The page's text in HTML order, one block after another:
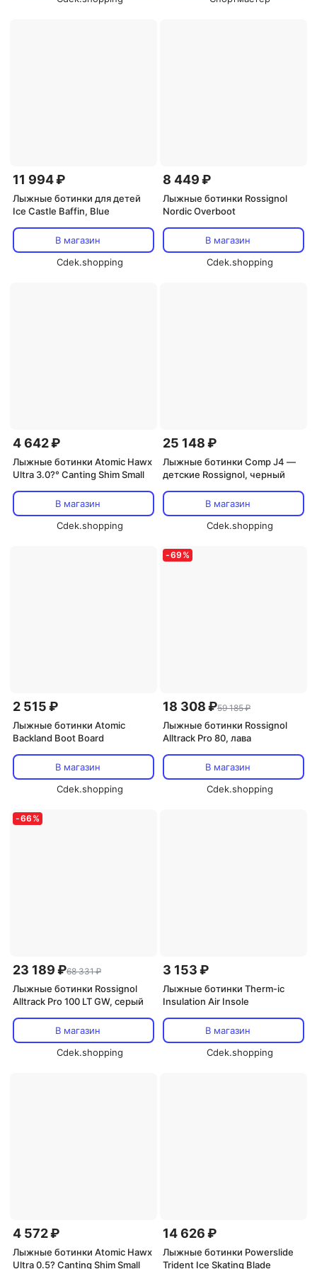
11 994 ₽
Лыжные ботинки для детей
Ice Castle Baffin, Blue
В магазин
Cdek.shopping
8 449 ₽
Лыжные ботинки Rossignol
Nordic Overboot
В магазин
Cdek.shopping
4 642 ₽
Лыжные ботинки Atomic Hawx
Ultra 3.0?° Canting Shim Small
В магазин
Cdek.shopping
25 148 ₽
Лыжные ботинки Comp J4 —
детские Rossignol, черный
В магазин
Cdek.shopping
2 515 ₽
Лыжные ботинки Atomic
Backland Boot Board
В магазин
Cdek.shopping
-69 %
18 308 ₽59 185 ₽
Лыжные ботинки Rossignol
Alltrack Pro 80, лава
В магазин
Cdek.shopping
-66 %
23 189 ₽68 331 ₽
Лыжные ботинки Rossignol
Alltrack Pro 100 LT GW, серый
В магазин
Cdek.shopping
3 153 ₽
Лыжные ботинки Therm-ic
Insulation Air Insole
В магазин
Cdek.shopping
4 572 ₽
Лыжные ботинки Atomic Hawx
Ultra 0.5? Canting Shim Small
14 626 ₽
Лыжные ботинки Powerslide
Trident Ice Skating Blade